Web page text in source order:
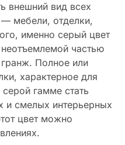
внешний вид всех
мебели, отделки,
именно серый цвет
частью
гранж. Полное или
характерное для
гамме стать
и смелых интерьерных
цвет можно